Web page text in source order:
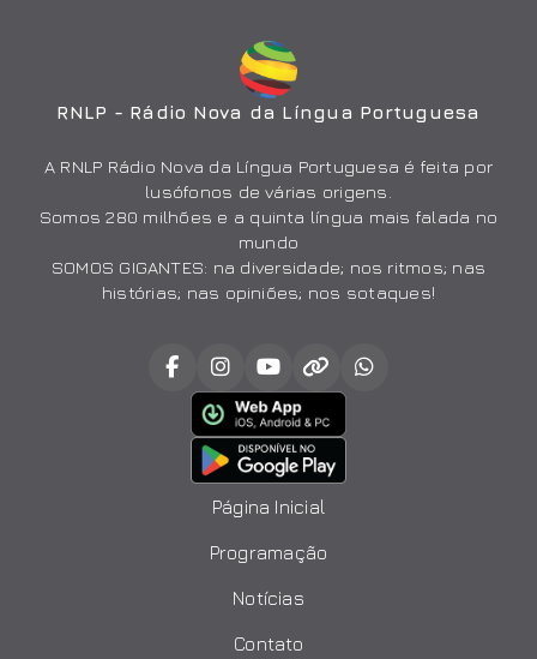
RNLP - Rádio Nova da Língua Portuguesa
A RNLP Rádio Nova da Língua Portuguesa é feita por
lusófonos de várias origens.
Somos 280 milhões e a quinta língua mais falada no
mundo
SOMOS GIGANTES: na diversidade; nos ritmos; nas
histórias; nas opiniões; nos sotaques!
Página Inicial
Programação
Notícias
Contato